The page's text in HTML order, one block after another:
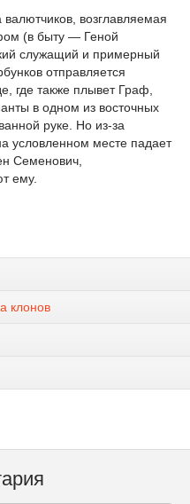
возглавляемая
(в быту — Геной
служащий и примерный
отправляется
где также плывет Граф,
в одном из восточных
руке. Но из-за
условленном месте падает
Семенович,
ему.
клонов